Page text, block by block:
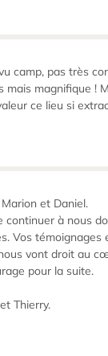
camp, pas très
mais magnifique !
ce lieu si
et Daniel.
continuer à nous
Vos témoignages
vont droit au
pour la suite.
Thierry.